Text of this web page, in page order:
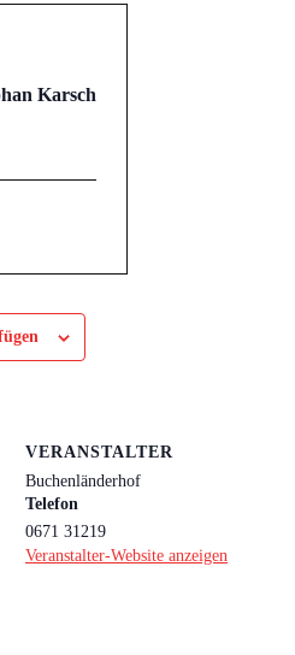
Karsch
VERANSTALTER
Buchenländerhof
Telefon
0671 31219
Veranstalter-Website anzeigen